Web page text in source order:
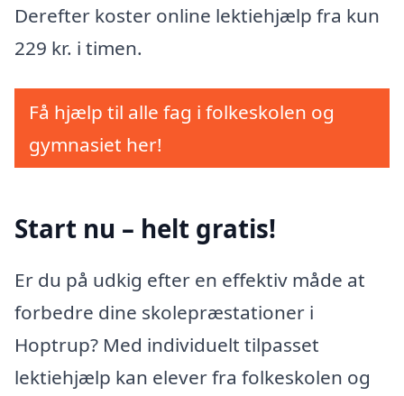
Derefter koster online lektiehjælp fra kun
229 kr. i timen.
Få hjælp til alle fag i folkeskolen og
gymnasiet her!
Start nu – helt gratis!
Er du på udkig efter en effektiv måde at
forbedre dine skolepræstationer i
Hoptrup? Med individuelt tilpasset
lektiehjælp kan elever fra folkeskolen og